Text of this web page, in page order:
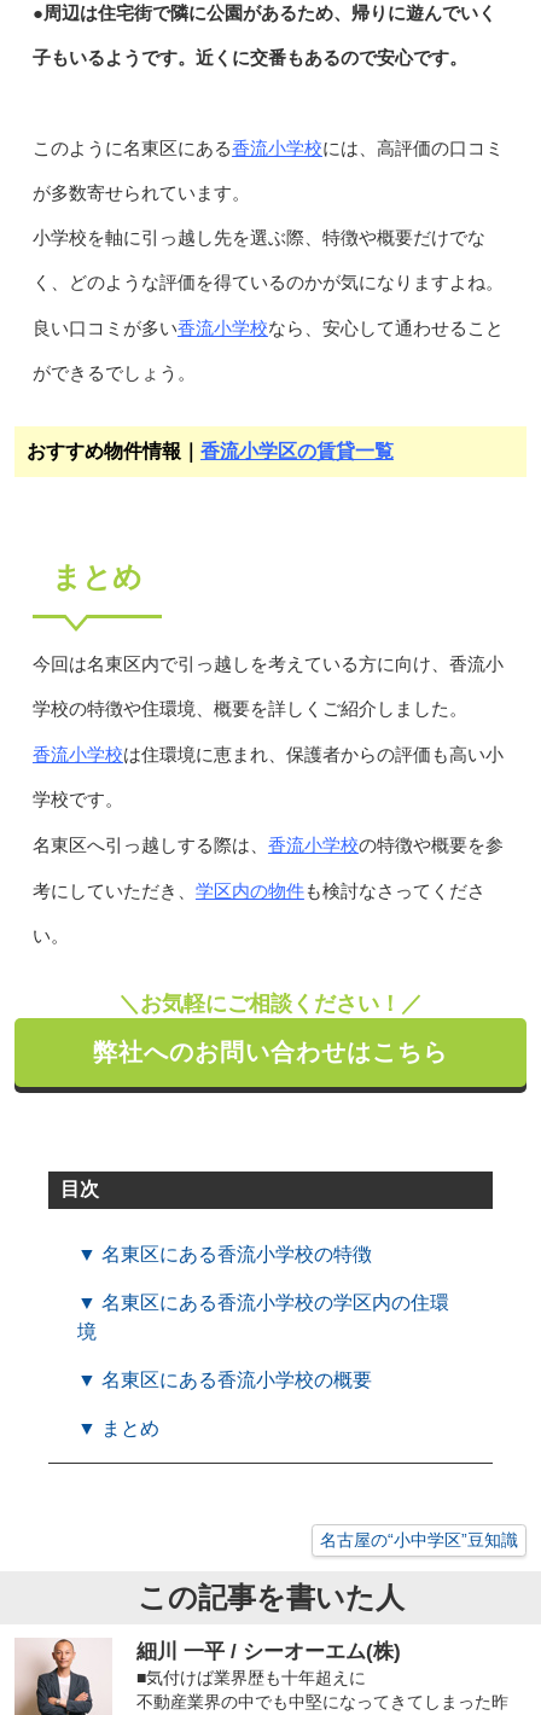
●周辺は住宅街で隣に公園があるため、帰りに遊んでいく
子もいるようです。近くに交番もあるので安心です。
このように名東区にある香流小学校には、高評価の口コミ
が多数寄せられています。
小学校を軸に引っ越し先を選ぶ際、特徴や概要だけでな
く、どのような評価を得ているのかが気になりますよね。
良い口コミが多い香流小学校なら、安心して通わせること
ができるでしょう。
おすすめ物件情報｜ 香流小学区の賃貸一覧
まとめ
今回は名東区内で引っ越しを考えている方に向け、香流小
学校の特徴や住環境、概要を詳しくご紹介しました。
香流小学校は住環境に恵まれ、保護者からの評価も高い小
学校です。
名東区へ引っ越しする際は、 香流小学校の特徴や概要を参
考にしていただき、 学区内の物件も検討なさってくださ
い。
＼お気軽にご相談ください！／
弊社へのお問い合わせはこちら
目次
▼ 名東区にある香流小学校の特徴
▼ 名東区にある香流小学校の学区内の住環
境
▼ 名東区にある香流小学校の概要
▼ まとめ
名古屋の“小中学区”豆知識
この記事を書いた人
細川 一平 / シーオーエム(株)
■気付けば業界歴も十年超えに
不動産業界の中でも中堅になってきてしまった昨